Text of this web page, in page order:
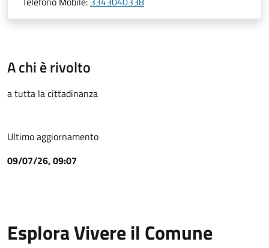
A chi è rivolto
a tutta la cittadinanza
Ultimo aggiornamento
09/07/26, 09:07
Esplora Vivere il Comune